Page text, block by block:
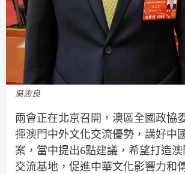
吳志良
兩會正在北京召開，澳區全國政協
揮澳門中外文化交流優勢，講好中
案，當中提出6點建議，希望打造
交流基地，促進中華文化影響力和